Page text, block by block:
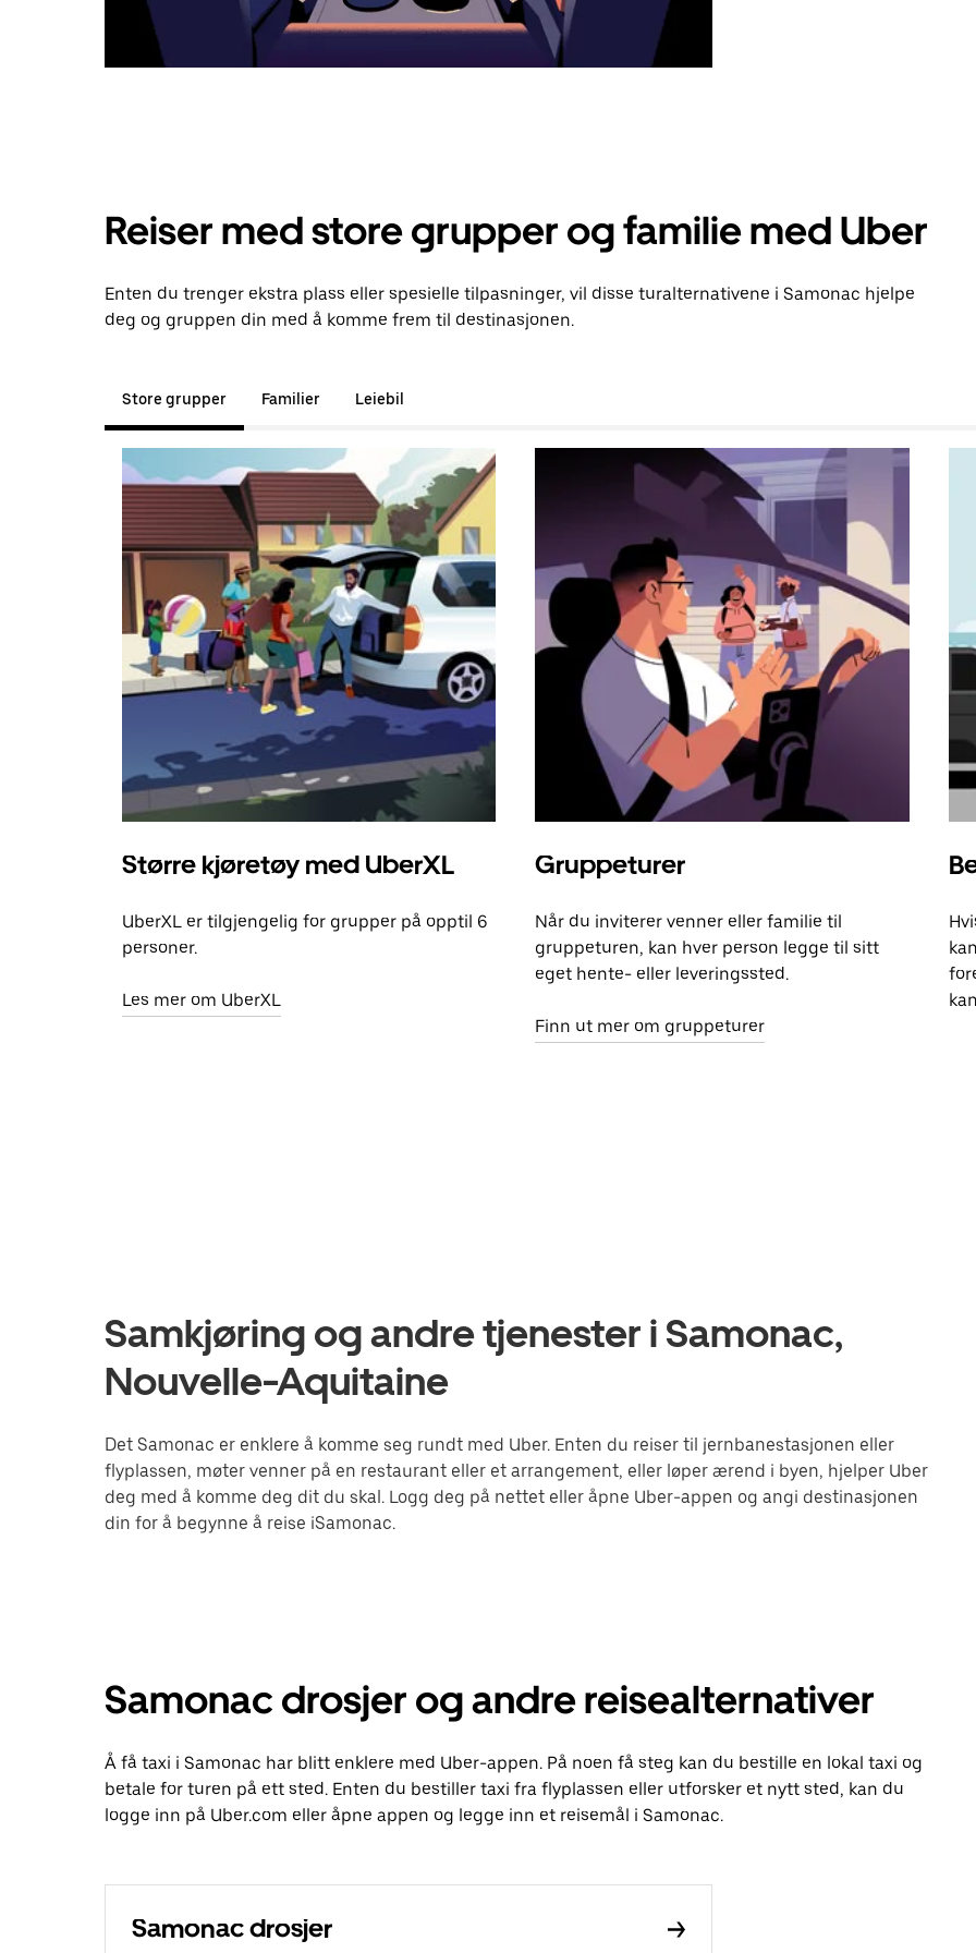
Reiser med store grupper og familie med Uber
Enten du trenger ekstra plass eller spesielle tilpasninger, vil disse turalternativene i Samonac hjelpe
deg og gruppen din med å komme frem til destinasjonen.
Store grupper Familier Leiebil
Større kjøretøy med UberXL
UberXL er tilgjengelig for grupper på opptil 6
personer.
Les mer om UberXL
Gruppeturer
Når du inviterer venner eller familie til
gruppeturen, kan hver person legge til sitt
eget hente- eller leveringssted.
Finn ut mer om gruppeturer
Samkjøring og andre tjenester i Samonac,
Nouvelle-Aquitaine
Det Samonac er enklere å komme seg rundt med Uber. Enten du reiser til jernbanestasjonen eller
flyplassen, møter venner på en restaurant eller et arrangement, eller løper ærend i byen, hjelper Uber
deg med å komme deg dit du skal. Logg deg på nettet eller åpne Uber-appen og angi destinasjonen
din for å begynne å reise iSamonac.
Samonac drosjer og andre reisealternativer
Å få taxi i Samonac har blitt enklere med Uber-appen. På noen få steg kan du bestille en lokal taxi og
betale for turen på ett sted. Enten du bestiller taxi fra flyplassen eller utforsker et nytt sted, kan du
logge inn på Uber.com eller åpne appen og legge inn et reisemål i Samonac.
Samonac drosjer